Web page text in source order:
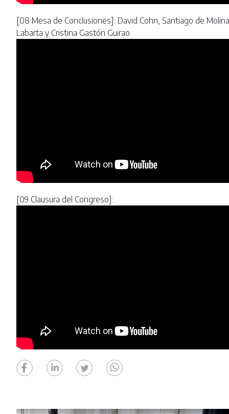
[08 Mesa de Conclusiones]: David Cohn, Santiago de
Labarta y Cristina Gastón Guirao
[09 Clausura del Congreso]: